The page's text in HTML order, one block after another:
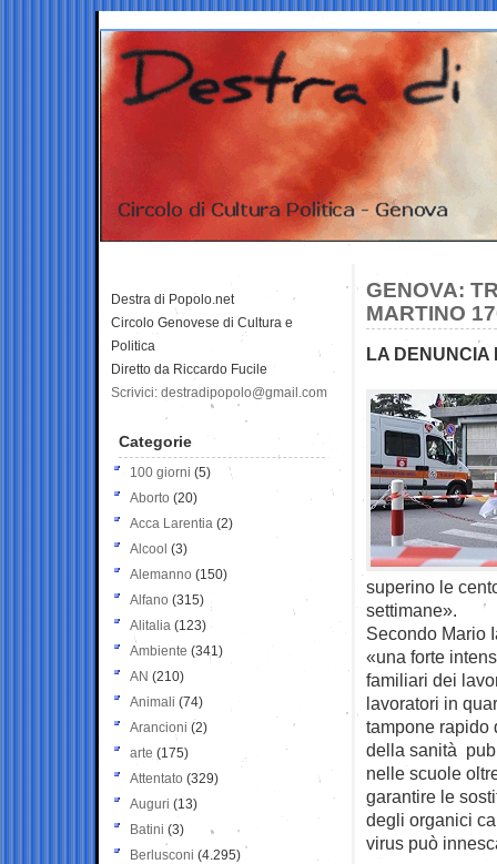
GENOVA:
MARTINO
LA DENUNCIA
superino le
settimane».
Secondo Mario
«una forte
familiari dei
lavoratori in
tampone rapido
della sanità
nelle scuole
garantire le
degli organici
virus può
Destra di Popolo.net
Circolo Genovese di Cultura e
Politica
Diretto da Riccardo Fucile
Scrivici: destradipopolo@gmail.com
Categorie
100 giorni (5)
Aborto (20)
Acca Larentia (2)
Alcool (3)
Alemanno (150)
Alfano (315)
Alitalia (123)
Ambiente (341)
AN (210)
Animali (74)
Arancioni (2)
arte (175)
Attentato (329)
Auguri (13)
Batini (3)
Berlusconi (4.295)